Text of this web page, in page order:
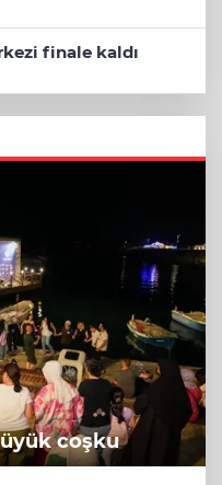
finale kaldı
coşku